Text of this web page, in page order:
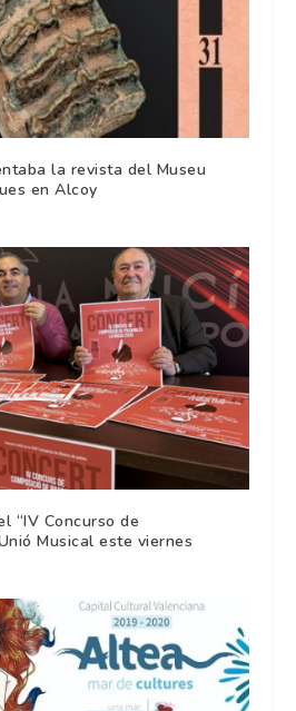
la revista del Museu
en Alcoy
“IV Concurso de
Musical este viernes